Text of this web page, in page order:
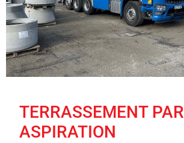
TERRASSEMENT PAR
ASPIRATION